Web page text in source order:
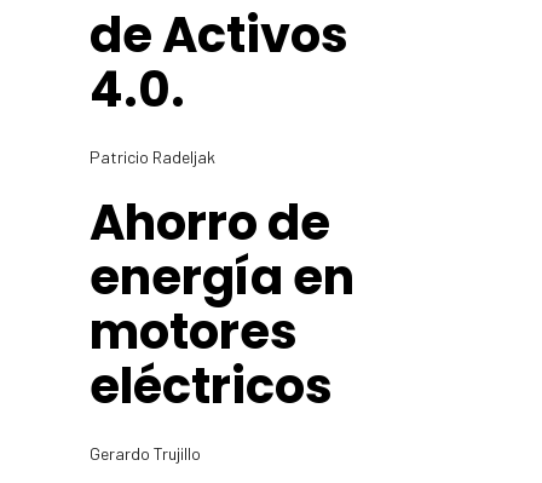
de Activos
4.0.
Patricio Radeljak
Ahorro de
energía en
motores
eléctricos
Gerardo Trujillo